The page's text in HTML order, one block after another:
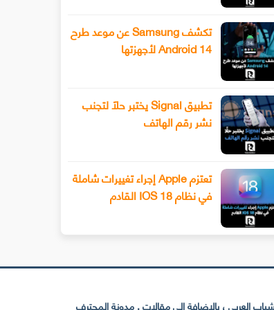
تكشف Samsung عن موعد طرح
Android 14 لأجهزتها
تطبيق Signal يختبر حلًا لتجنب
نشر رقم الهاتف
تعتزم Apple إجراء تغييرات شاملة
في نظام IOS 18 القادم
العربي ، بالإضافة إلى مقالات . مدونة المحترف